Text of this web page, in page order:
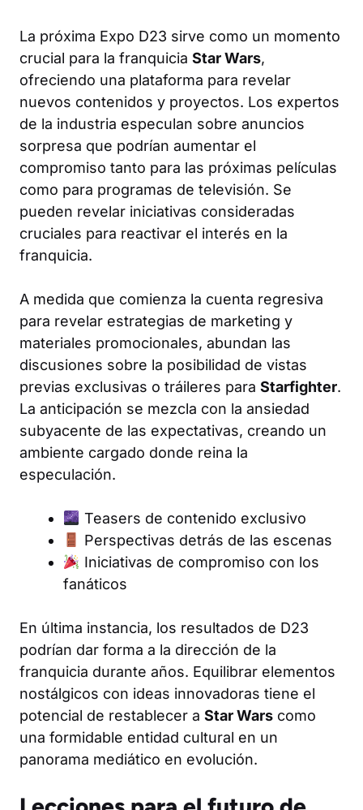
La próxima Expo D23 sirve como un momento
crucial para la franquicia Star Wars,
ofreciendo una plataforma para revelar
nuevos contenidos y proyectos. Los expertos
de la industria especulan sobre anuncios
sorpresa que podrían aumentar el
compromiso tanto para las próximas películas
como para programas de televisión. Se
pueden revelar iniciativas consideradas
cruciales para reactivar el interés en la
franquicia.
A medida que comienza la cuenta regresiva
para revelar estrategias de marketing y
materiales promocionales, abundan las
discusiones sobre la posibilidad de vistas
previas exclusivas o tráileres para Starfighter.
La anticipación se mezcla con la ansiedad
subyacente de las expectativas, creando un
ambiente cargado donde reina la
especulación.
Teasers de contenido exclusivo
Perspectivas detrás de las escenas
Iniciativas de compromiso con los
fanáticos
En última instancia, los resultados de D23
podrían dar forma a la dirección de la
franquicia durante años. Equilibrar elementos
nostálgicos con ideas innovadoras tiene el
potencial de restablecer a Star Wars como
una formidable entidad cultural en un
panorama mediático en evolución.